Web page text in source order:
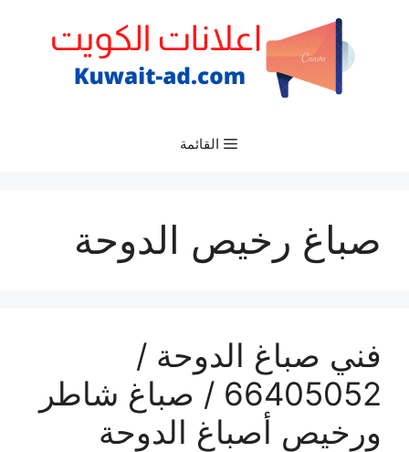
القائمة
صباغ رخيص الدوحة
فني صباغ الدوحة /
66405052 / صباغ شاطر
ورخيص أصباغ الدوحة